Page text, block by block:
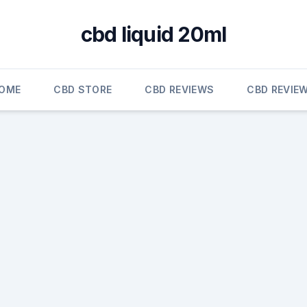
cbd liquid 20ml
CBD STORE CBD REVIEWS CBD